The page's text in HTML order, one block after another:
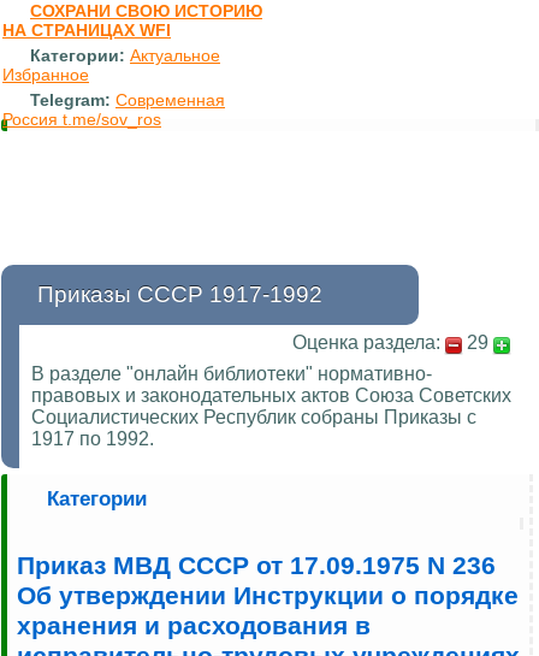
СОХРАНИ СВОЮ ИСТОРИЮ
НА СТРАНИЦАХ WFI
Категории: Актуальное
Избранное
Telegram: Современная
Россия t.me/sov_ros
Приказы СССР 1917-1992
Оценка раздела:
29
В разделе "онлайн библиотеки" нормативно-
правовых и законодательных актов Союза Советских
Социалистических Республик собраны Приказы с
1917 по 1992.
Категории
Приказ МВД СССР от 17.09.1975 N 236
Об утверждении Инструкции о порядке
хранения и расходования в